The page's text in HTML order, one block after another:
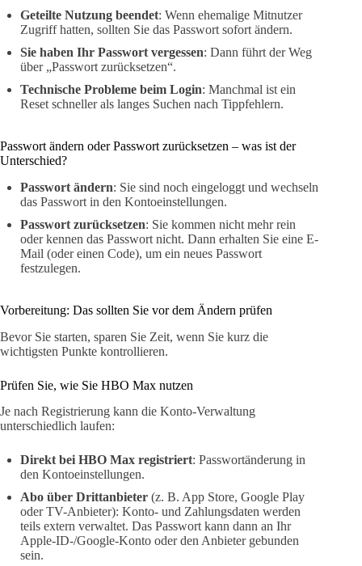
Geteilte Nutzung beendet: Wenn ehemalige Mitnutzer
Zugriff hatten, sollten Sie das Passwort sofort ändern.
Sie haben Ihr Passwort vergessen: Dann führt der Weg
über „Passwort zurücksetzen“.
Technische Probleme beim Login: Manchmal ist ein
Reset schneller als langes Suchen nach Tippfehlern.
Passwort ändern oder Passwort zurücksetzen – was ist der
Unterschied?
Passwort ändern: Sie sind noch eingeloggt und wechseln
das Passwort in den Kontoeinstellungen.
Passwort zurücksetzen: Sie kommen nicht mehr rein
oder kennen das Passwort nicht. Dann erhalten Sie eine E-
Mail (oder einen Code), um ein neues Passwort
festzulegen.
Vorbereitung: Das sollten Sie vor dem Ändern prüfen
Bevor Sie starten, sparen Sie Zeit, wenn Sie kurz die
wichtigsten Punkte kontrollieren.
Prüfen Sie, wie Sie HBO Max nutzen
Je nach Registrierung kann die Konto-Verwaltung
unterschiedlich laufen:
Direkt bei HBO Max registriert: Passwortänderung in
den Kontoeinstellungen.
Abo über Drittanbieter (z. B. App Store, Google Play
oder TV-Anbieter): Konto- und Zahlungsdaten werden
teils extern verwaltet. Das Passwort kann dann an Ihr
Apple-ID-/Google-Konto oder den Anbieter gebunden
sein.